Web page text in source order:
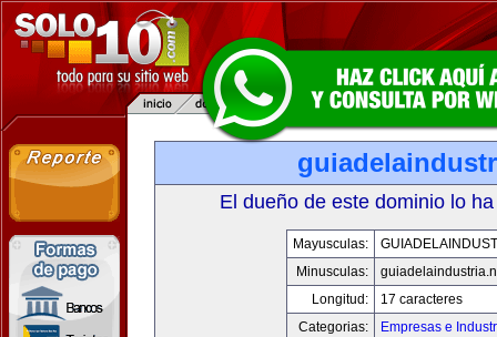
El dueño de este dominio lo
Mayusculas:
Minusculas:
Longitud:
17 caracteres
Categorias:
Empresas e